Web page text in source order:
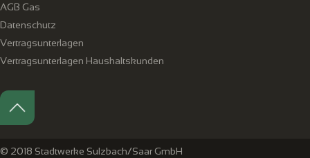
AGB Gas
Datenschutz
Vertragsunterlagen
Vertragsunterlagen Haushaltskunden
© 2018 Stadtwerke Sulzbach/Saar GmbH